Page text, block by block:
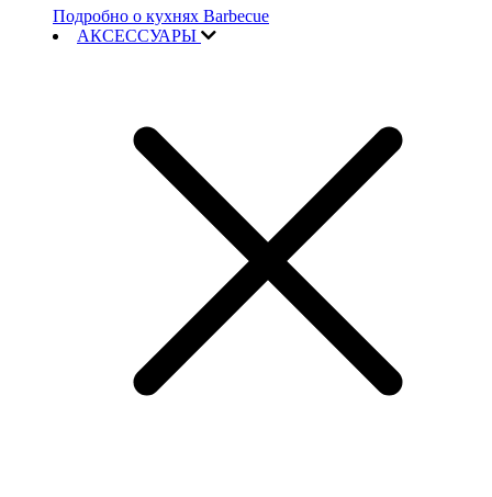
Подробно о кухнях Barbecue
АКСЕССУАРЫ